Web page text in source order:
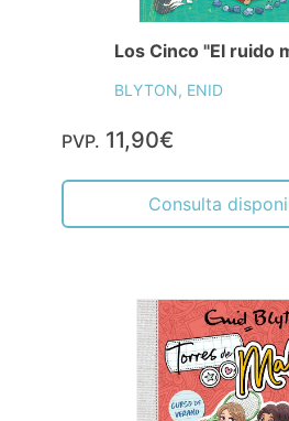
Los Cinco "El ruido
BLYTON, ENID
PVP. 11,90€
Consulta